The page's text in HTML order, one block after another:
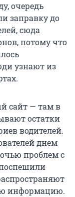
очередь
заправку до
сюда
потому что
узнают из
сайт — там в
остатки
водителей.
днем
проблем с
информацию.